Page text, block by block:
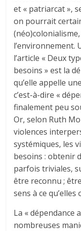
et « patriarcat »,
on pourrait
l’environnement.
l’article « Deux
besoins » est la
qu’elle appelle
c’est-à-dire «
finalement peu
Or, selon Ruth
violences
systémiques, les
besoins : obtenir
parfois triviales,
être reconnu ;
sens à ce
La « dépendance
nombreuses